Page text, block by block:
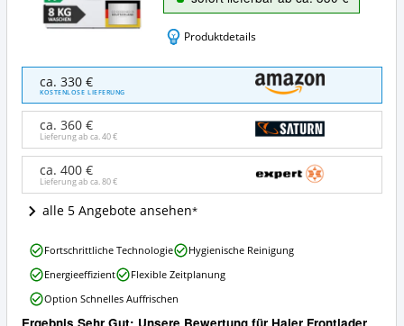
Produktdetails
Haier
Frontlader
Waschmaschine
8kg
I-
PRO
Serie
Machine
Angebote:
ist
diese
Waschmaschine
kg
ca. 330 €
KOSTENLOSE LIEFERUNG
ca. 360 €
Lieferung ab ca.40 €
ca. 400 €
Lieferung ab ca.80 €
alle 5 Angebote ansehen
Ergebnis Sehr Gut: Unsere Bewertung für Haier Frontlader
Haier
Frontlader
Waschmaschine
8kg
Fortschrittliche Technologie
Hygienische Reinigung
Energieeffizient
Flexible Zeitplanung
Option Schnelles Auffrischen